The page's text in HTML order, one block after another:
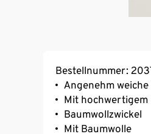
Bestellnummer:
Angenehm
Mit hochwertigem
Baumwollzwickel
Mit Baumwolle